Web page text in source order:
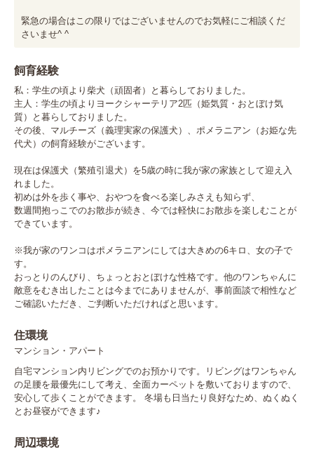
緊急の場合はこの限りではございませんのでお気軽にご相談くだ
さいませ^ ^
飼育経験
私：学生の頃より柴犬（頑固者）と暮らしておりました。
主人：学生の頃よりヨークシャーテリア2匹（姫気質・おとぼけ気
質）と暮らしておりました。
その後、マルチーズ（義理実家の保護犬）、ポメラニアン（お姫な先
代犬）の飼育経験がございます。
現在は保護犬（繁殖引退犬）を5歳の時に我が家の家族として迎え入
れました。
初めは外を歩く事や、おやつを食べる楽しみさえも知らず、
数週間抱っこでのお散歩が続き、今では軽快にお散歩を楽しむことが
できています。
※我が家のワンコはポメラニアンにしては大きめの6キロ、女の子で
す。
おっとりのんびり、ちょっとおとぼけな性格です。他のワンちゃんに
敵意をむき出したことは今までにありませんが、事前面談で相性など
ご確認いただき、ご判断いただければと思います。
住環境
マンション・アパート
自宅マンション内リビングでのお預かりです。リビングはワンちゃん
の足腰を最優先にして考え、全面カーペットを敷いておりますので、
安心して歩くことができます。 冬場も日当たり良好なため、ぬくぬく
とお昼寝ができます♪
周辺環境